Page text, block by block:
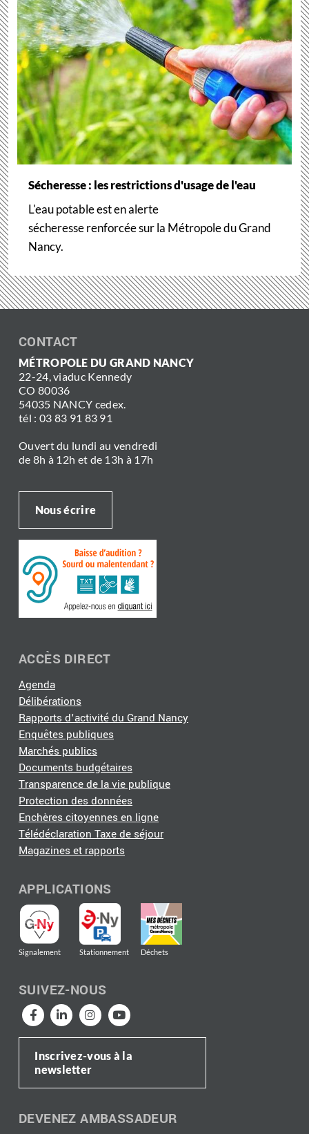
Sécheresse : les restrictions d'usage de l'eau
L'eau potable est en alerte
sécheresse renforcée sur la Métropole du Grand
Nancy.
CONTACT
MÉTROPOLE DU GRAND NANCY
22-24, viaduc Kennedy
CO 80036
54035 NANCY cedex.
tél : 03 83 91 83 91
Ouvert du lundi au vendredi
de 8h à 12h et de 13h à 17h
Nous écrire
ACCÈS DIRECT
Agenda
Délibérations
Rapports d'activité du Grand Nancy
Enquêtes publiques
Marchés publics
Documents budgétaires
Transparence de la vie publique
Protection des données
Enchères citoyennes en ligne
Télédéclaration Taxe de séjour
Magazines et rapports
APPLICATIONS
Signalement Stationnement Déchets
SUIVEZ-NOUS
Inscrivez-vous à la
newsletter
DEVENEZ AMBASSADEUR